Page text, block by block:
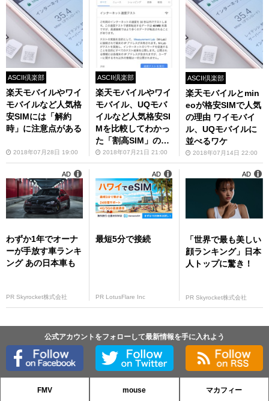
ASCII倶楽部
楽天モバイルやワイ
モバイルなど人気格
安SIMには「解約
時」に注意点がある
2018年07月28日 19:00
ASCII倶楽部
楽天モバイルやワイ
モバイル、UQモバ
イルなど人気格安SI
Mを比較してわかっ
た「割高SIM」の存
在2018年07月21日 21:00
ASCII倶楽部
楽天モバイルとmin
eoが格安SIMで人気
の理由 ワイモバイ
ル、UQモバイルに
並べるワケ
2018年07月14日 22:00
わずか1年でオーナ
ーが手放す車ランキ
ング あの日本車も
PR Skyrocket株式会社
AD
最短5分で接続
PR LotusFlare Inc
AD
「世界で最も美しい
顔ランキング」日本
人トップに驚き！
PR Skyrocket株式会社
AD
公式アカウントをフォローして最新情報を手に入れよう
FMV mouse マカフィー